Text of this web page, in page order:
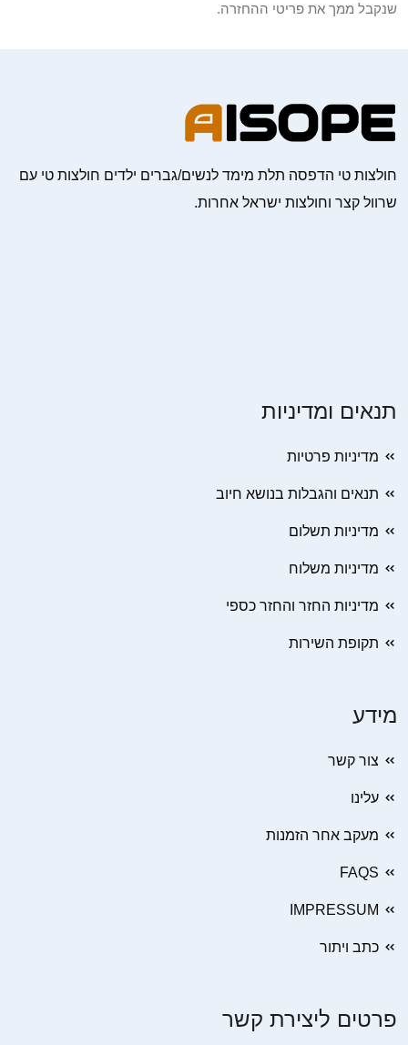
שנקבל ממך את פריטי ההחזרה.
חולצות טי הדפסה תלת מימד לנשים/גברים ילדים חולצות טי עם
שרוול קצר וחולצות ישראל אחרות.
תנאים ומדיניות
מדיניות פרטיות
תנאים והגבלות בנושא חיוב
מדיניות תשלום
מדיניות משלוח
מדיניות החזר והחזר כספי
תקופת השירות
מידע
צור קשר
עלינו
מעקב אחר הזמנות
FAQS
IMPRESSUM
כתב ויתור
פרטים ליצירת קשר